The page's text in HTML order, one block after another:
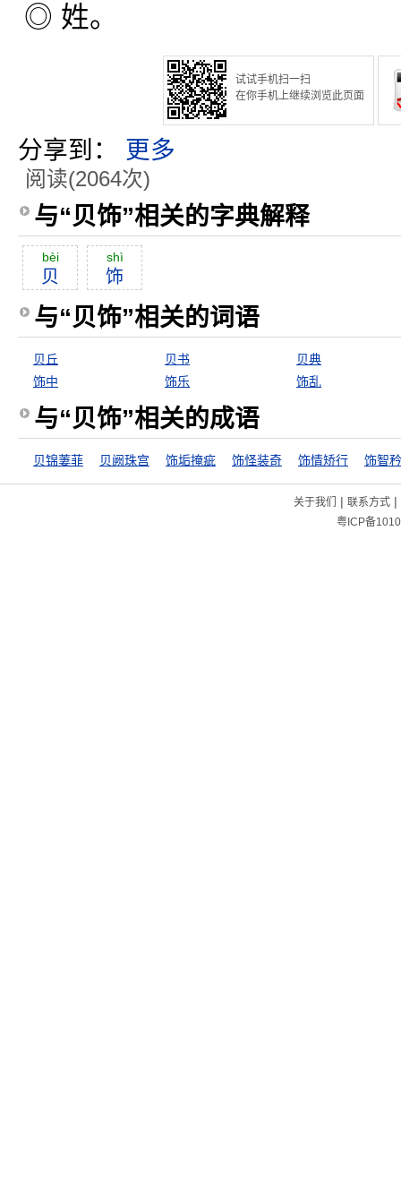
◎ 姓。
试试手机扫一扫
在你手机上继续浏览此页面
分享到： 更多
阅读(2064次)
与“贝饰”相关的字典解释
bèi
贝
shì
饰
与“贝饰”相关的词语
贝丘 贝书
贝典
饰中
饰乐 饰乱
与“贝饰”相关的成语
贝锦萋菲 贝阙珠宫 饰垢掩疵 饰怪装奇 饰情矫行 饰智
关于我们 | 联系方式|
粤ICP备